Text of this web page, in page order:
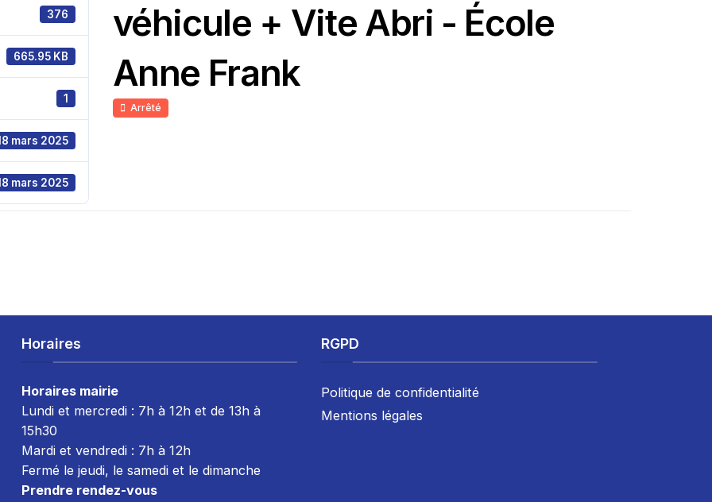
376
665.95 KB
1
mars 2025
mars 2025
véhicule + Vite Abri - École
Anne Frank
Arrêté
Horaires
Horaires mairie
Lundi et mercredi : 7h à 12h et de 13h à
15h30
Mardi et vendredi : 7h à 12h
Fermé le jeudi, le samedi et le dimanche
Prendre rendez-vous
RGPD
Politique de confidentialité
Mentions légales